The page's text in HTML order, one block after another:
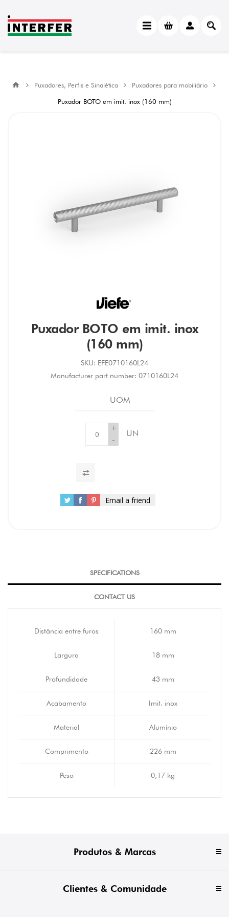
Puxadores, Perfis e Sinalética
Puxadores para mobiliário
Puxador BOTO em imit. inox (160 mm)
Puxador BOTO em imit. inox
(160 mm)
SKU: EFE0710160L24
Manufacturer part number: 0710160L24
UOM
+
-
UN
Email a friend
SPECIFICATIONS
CONTACT US
Distância entre furos 160 mm
Largura 18 mm
Profundidade 43 mm
Acabamento Imit. inox
Material Alumínio
Comprimento 226 mm
Peso 0,17 kg
Produtos & Marcas
Clientes & Comunidade